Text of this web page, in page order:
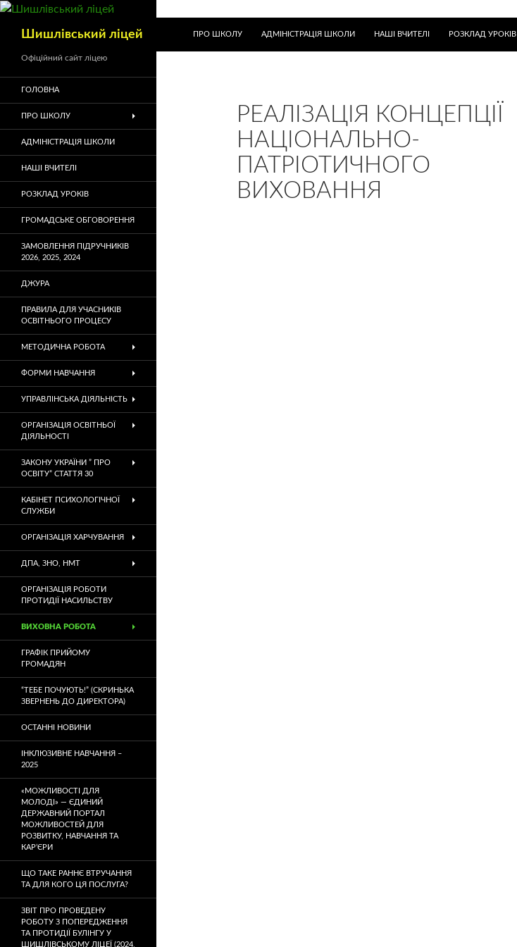
Шишлівський ліцей ПРО ШКОЛУ АДМІНІСТРАЦІЯ ШКОЛИ НАШІ ВЧИТЕЛІ РОЗКЛАД УРОКІВ
РЕАЛІЗАЦІЯ КОНЦЕПЦІЇ
НАЦІОНАЛЬНО-
ПАТРІОТИЧНОГО
ВИХОВАННЯ
Офіційний сайт ліцею
ГОЛОВНА
ПРО ШКОЛУ
АДМІНІСТРАЦІЯ ШКОЛИ
НАШІ ВЧИТЕЛІ
РОЗКЛАД УРОКІВ
ГРОМАДСЬКЕ ОБГОВОРЕННЯ
ЗАМОВЛЕННЯ ПІДРУЧНИКІВ
2026, 2025, 2024
ДЖУРА
ПРАВИЛА ДЛЯ УЧАСНИКІВ
ОСВІТНЬОГО ПРОЦЕСУ
МЕТОДИЧНА РОБОТА
ФОРМИ НАВЧАННЯ
УПРАВЛІНСЬКА ДІЯЛЬНІСТЬ
ОРГАНІЗАЦІЯ ОСВІТНЬОЇ
ДІЯЛЬНОСТІ
ЗАКОНУ УКРАЇНИ ” ПРО
ОСВІТУ” СТАТТЯ 30
КАБІНЕТ ПСИХОЛОГІЧНОЇ
СЛУЖБИ
ОРГАНІЗАЦІЯ ХАРЧУВАННЯ
ДПА, ЗНО, НМТ
ОРГАНІЗАЦІЯ РОБОТИ
ПРОТИДІЇ НАСИЛЬСТВУ
ВИХОВНА РОБОТА
ГРАФІК ПРИЙОМУ
ГРОМАДЯН
“ТЕБЕ ПОЧУЮТЬ!” (СКРИНЬКА
ЗВЕРНЕНЬ ДО ДИРЕКТОРА)
ОСТАННІ НОВИНИ
ІНКЛЮЗИВНЕ НАВЧАННЯ –
2025
«МОЖЛИВОСТІ ДЛЯ
МОЛОДІ» — ЄДИНИЙ
ДЕРЖАВНИЙ ПОРТАЛ
МОЖЛИВОСТЕЙ ДЛЯ
РОЗВИТКУ, НАВЧАННЯ ТА
КАР’ЄРИ
ЩО ТАКЕ РАННЄ ВТРУЧАННЯ
ТА ДЛЯ КОГО ЦЯ ПОСЛУГА?
ЗВІТ ПРО ПРОВЕДЕНУ
РОБОТУ З ПОПЕРЕДЖЕННЯ
ТА ПРОТИДІЇ БУЛІНГУ У
ШИШЛІВСЬКОМУ ЛІЦЕЇ (2024,